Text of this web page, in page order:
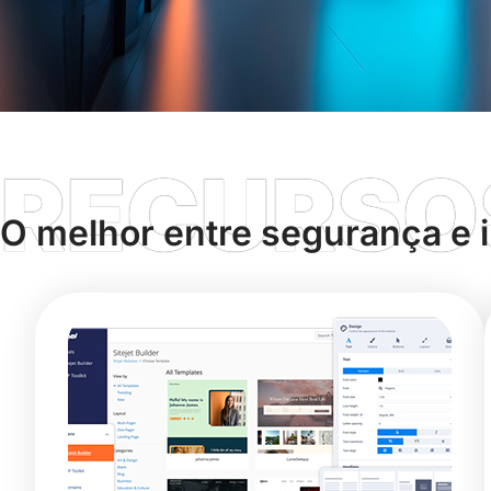
O melhor entre segurança e